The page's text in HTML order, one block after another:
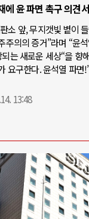
에 윤 파면 촉구 의견
소 앞, 무지갯빛 볕이
주의의 증거”라며 “윤
는 새로운 세상“을 향
요구한다. 윤석열 파면
13:48